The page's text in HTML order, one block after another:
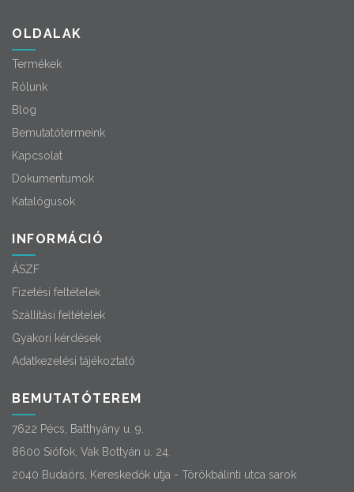
OLDALAK
Termékek
Rólunk
Blog
Bemutatótermeink
Kapcsolat
Dokumentumok
Katalógusok
INFORMÁCIÓ
ÁSZF
Fizetési feltételek
Szállítási feltételek
Gyakori kérdések
Adatkezelési tájékoztató
BEMUTATÓTEREM
7622 Pécs, Batthyány u. 9.
8600 Siófok, Vak Bottyán u. 24.
2040 Budaörs, Kereskedők útja - Törökbálinti utca sarok